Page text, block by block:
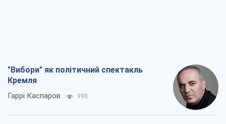
"Вибори" як політичний спектакль
Кремля
Гаррі Каспаров 990